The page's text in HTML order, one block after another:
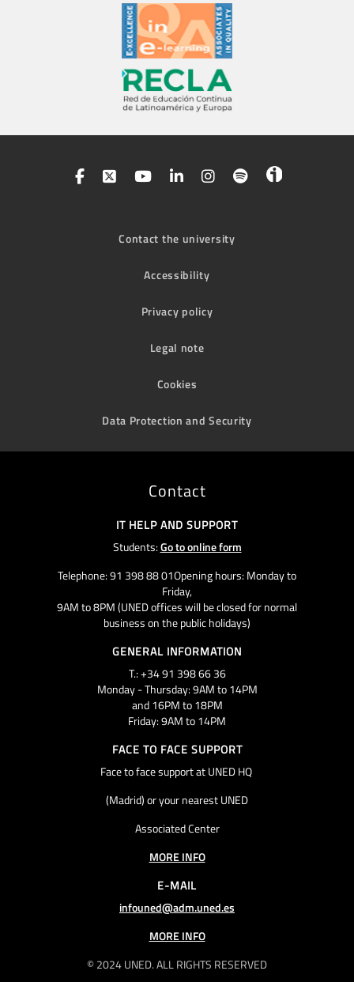
Contact the university
Accessibility
Privacy policy
Legal note
Cookies
Data Protection and Security
© 2024 UNED. ALL RIGHTS RESERVED
Contact
IT HELP AND SUPPORT
Students:Go to online form
Telephone: 91 398 88 01Opening hours: Monday to
Friday,
9AM to 8PM (UNED offices will be closed for normal
business on the public holidays)
GENERAL INFORMATION
T.: +34 91 398 66 36
Monday - Thursday: 9AM to 14PM
and 16PM to 18PM
Friday: 9AM to 14PM
FACE TO FACE SUPPORT
Face to face support at UNED HQ
(Madrid) or your nearest UNED
Associated Center
MORE INFO
E-MAIL
infouned@adm.uned.es
MORE INFO